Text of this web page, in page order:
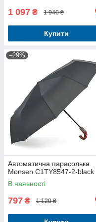
1 097 ₴ 1 940 ₴
Купити
–29%
Автоматична парасолька
Monsen С1TY8547-2-black
В наявності
797 ₴ 1 120 ₴